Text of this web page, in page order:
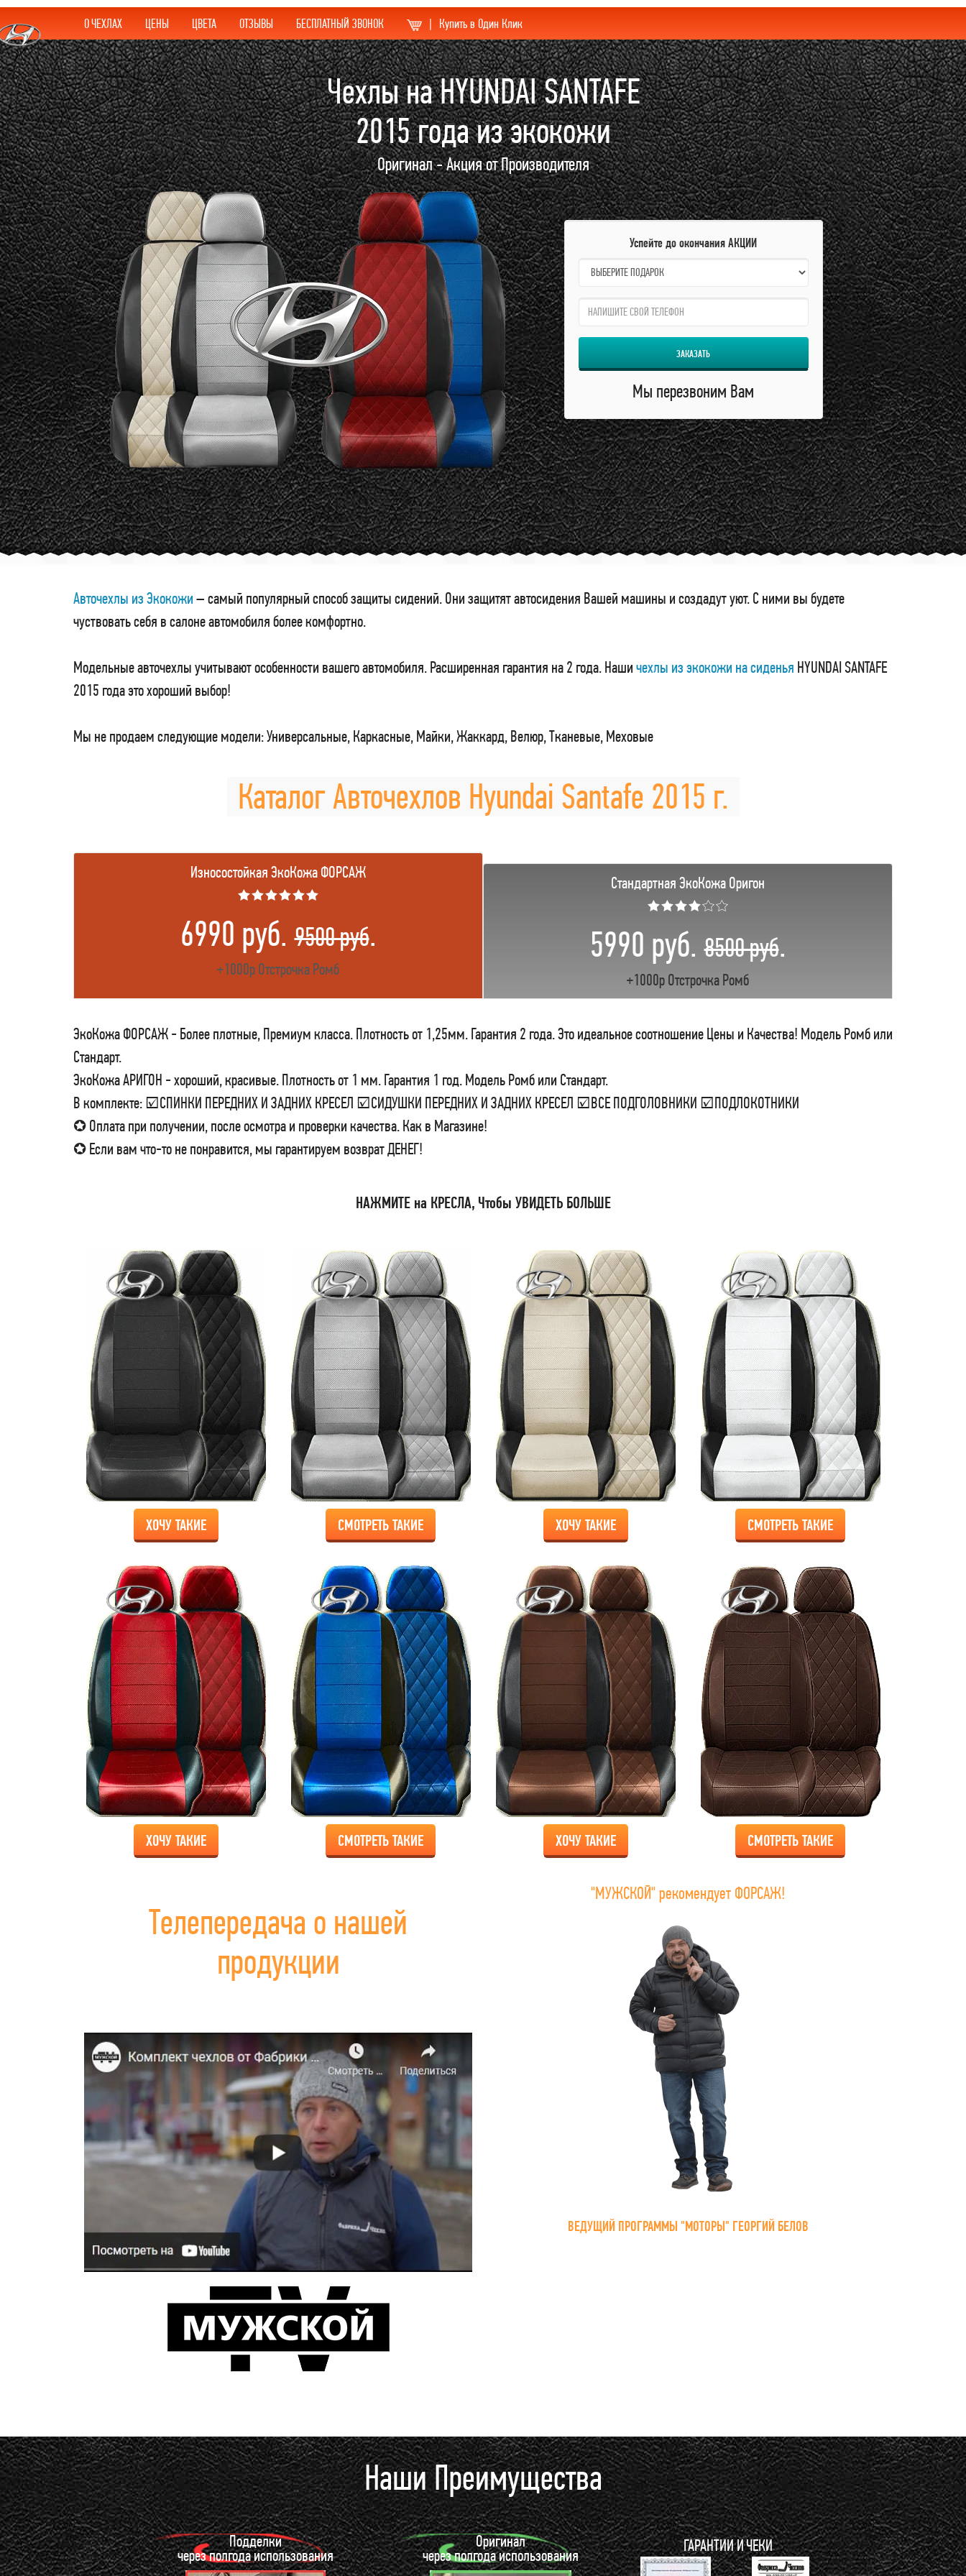
О ЧЕХЛАХ ЦЕНЫ ЦВЕТА ОТЗЫВЫ БЕСПЛАТНЫЙ ЗВОНОК | Купить в Один Клик
Чехлы на HYUNDAI SANTAFE
2015 года из экокожи
Оригинал - Акция от Производителя
Успейте до окончания АКЦИИ
name:
qzw:
ЗАКАЗАТЬ
Мы перезвоним Вам
Авточехлы из Экокожи– самый популярный способ защиты сидений. Они защитят автосидения Вашей машины и создадут уют. С ними вы будете
чуствовать себя в салоне автомобиля более комфортно.
Модельные авточехлы учитывают особенности вашего автомобиля. Расширенная гарантия на 2 года. Нашичехлы из экокожи на сиденья HYUNDAI SANTAFE
2015 года это хороший выбор!
Мы не продаем следующие модели: Универсальные, Каркасные, Майки, Жаккард, Велюр, Тканевые, Меховые
Каталог Авточехлов Hyundai Santafe 2015 г.
Износостойкая ЭкоКожа ФОРСАЖ
★★★★★★
6990 руб.9500 руб.
+1000р Отстрочка Ромб
Стандартная ЭкоКожа Оригон
★★★★☆☆
5990 руб.8500 руб.
+1000р Отстрочка Ромб
ЭкоКожа ФОРСАЖ - Более плотные, Премиум класса. Плотность от 1,25мм. Гарантия 2 года. Это идеальное соотношение Цены и Качества! Модель Ромб или
Стандарт.
ЭкоКожа АРИГОН - хороший, красивые. Плотность от 1 мм. Гарантия 1 год. Модель Ромб или Стандарт.
В комплекте: ☑СПИНКИ ПЕРЕДНИХ И ЗАДНИХ КРЕСЕЛ ☑СИДУШКИ ПЕРЕДНИХ И ЗАДНИХ КРЕСЕЛ ☑ВСЕ ПОДГОЛОВНИКИ ☑ПОДЛОКОТНИКИ
✪ Оплата при получении, после осмотра и проверки качества. Как в Магазине!
✪ Если вам что-то не понравится, мы гарантируем возврат ДЕНЕГ!
НАЖМИТЕ на КРЕСЛА, Чтобы УВИДЕТЬ БОЛЬШЕ
ХОЧУ ТАКИЕ СМОТРЕТЬ ТАКИЕ ХОЧУ ТАКИЕ СМОТРЕТЬ ТАКИЕ
ХОЧУ ТАКИЕ СМОТРЕТЬ ТАКИЕ ХОЧУ ТАКИЕ СМОТРЕТЬ ТАКИЕ
Телепередача о нашей
продукции
"МУЖСКОЙ" рекомендует ФОРСАЖ!
ВЕДУЩИЙ ПРОГРАММЫ "МОТОРЫ" ГЕОРГИЙ БЕЛОВ
Наши Преимущества
Подделки
через полгода использования
Оригинал
через полгода использования
ГАРАНТИИ И ЧЕКИ